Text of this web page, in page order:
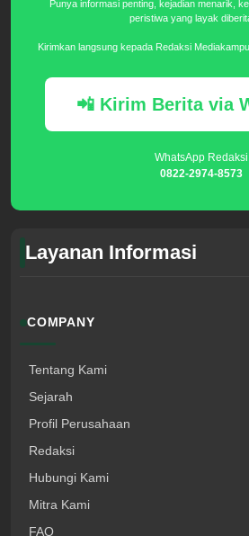
Punya informasi penting, kejadian menarik,
peristiwa yang layak
Kirimkan langsung kepada Redaksi
📲 Kirim Berita via
WhatsApp Redaksi
0822-2974-8573
Layanan Informasi
COMPANY
Tentang Kami
Sejarah
Profil Perusahaan
Redaksi
Hubungi Kami
Mitra Kami
FAQ